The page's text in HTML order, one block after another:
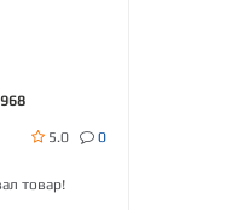
5.0 0
товар!